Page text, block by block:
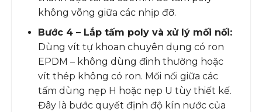
không võng giữa các nhịp đỡ.
Bước 4 – Lắp tấm poly và xử lý mối nối:
Dùng vít tự khoan chuyên dụng có ron
EPDM – không dùng đinh thường hoặc
vít thép không có ron. Mối nối giữa các
tấm dùng nẹp H hoặc nẹp U tùy thiết kế.
Đây là bước quyết định độ kín nước của